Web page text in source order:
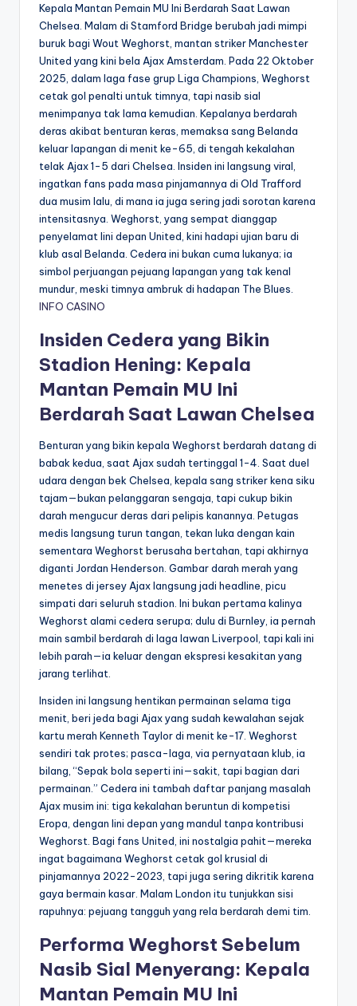
Kepala Mantan Pemain MU Ini Berdarah Saat Lawan
Chelsea. Malam di Stamford Bridge berubah jadi mimpi
buruk bagi Wout Weghorst, mantan striker Manchester
United yang kini bela Ajax Amsterdam. Pada 22 Oktober
2025, dalam laga fase grup Liga Champions, Weghorst
cetak gol penalti untuk timnya, tapi nasib sial
menimpanya tak lama kemudian. Kepalanya berdarah
deras akibat benturan keras, memaksa sang Belanda
keluar lapangan di menit ke-65, di tengah kekalahan
telak Ajax 1-5 dari Chelsea. Insiden ini langsung viral,
ingatkan fans pada masa pinjamannya di Old Trafford
dua musim lalu, di mana ia juga sering jadi sorotan karena
intensitasnya. Weghorst, yang sempat dianggap
penyelamat lini depan United, kini hadapi ujian baru di
klub asal Belanda. Cedera ini bukan cuma lukanya; ia
simbol perjuangan pejuang lapangan yang tak kenal
mundur, meski timnya ambruk di hadapan The Blues.
INFO CASINO
Insiden Cedera yang Bikin
Stadion Hening: Kepala
Mantan Pemain MU Ini
Berdarah Saat Lawan Chelsea
Benturan yang bikin kepala Weghorst berdarah datang di
babak kedua, saat Ajax sudah tertinggal 1-4. Saat duel
udara dengan bek Chelsea, kepala sang striker kena siku
tajam—bukan pelanggaran sengaja, tapi cukup bikin
darah mengucur deras dari pelipis kanannya. Petugas
medis langsung turun tangan, tekan luka dengan kain
sementara Weghorst berusaha bertahan, tapi akhirnya
diganti Jordan Henderson. Gambar darah merah yang
menetes di jersey Ajax langsung jadi headline, picu
simpati dari seluruh stadion. Ini bukan pertama kalinya
Weghorst alami cedera serupa; dulu di Burnley, ia pernah
main sambil berdarah di laga lawan Liverpool, tapi kali ini
lebih parah—ia keluar dengan ekspresi kesakitan yang
jarang terlihat.
Insiden ini langsung hentikan permainan selama tiga
menit, beri jeda bagi Ajax yang sudah kewalahan sejak
kartu merah Kenneth Taylor di menit ke-17. Weghorst
sendiri tak protes; pasca-laga, via pernyataan klub, ia
bilang, “Sepak bola seperti ini—sakit, tapi bagian dari
permainan.” Cedera ini tambah daftar panjang masalah
Ajax musim ini: tiga kekalahan beruntun di kompetisi
Eropa, dengan lini depan yang mandul tanpa kontribusi
Weghorst. Bagi fans United, ini nostalgia pahit—mereka
ingat bagaimana Weghorst cetak gol krusial di
pinjamannya 2022-2023, tapi juga sering dikritik karena
gaya bermain kasar. Malam London itu tunjukkan sisi
rapuhnya: pejuang tangguh yang rela berdarah demi tim.
Performa Weghorst Sebelum
Nasib Sial Menyerang: Kepala
Mantan Pemain MU Ini